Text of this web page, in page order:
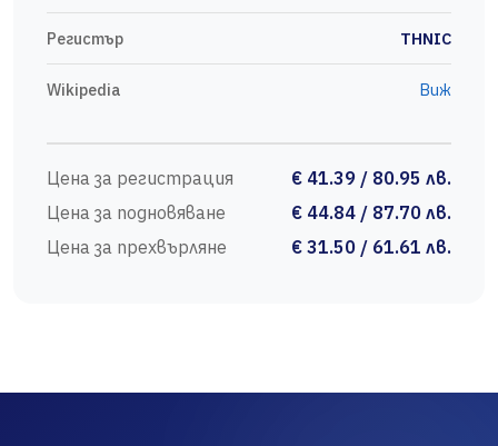
Регистър THNIC
Wikipedia Виж
Цена за регистрация
€ 41.39 / 80.95 лв.
Цена за подновяване
€ 44.84 / 87.70 лв.
Цена за прехвърляне
€ 31.50 / 61.61 лв.